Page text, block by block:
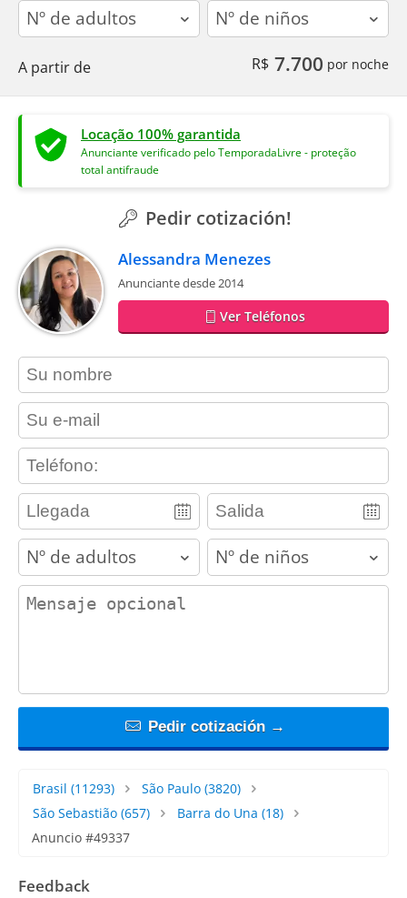
adults children
A partir de R$ 7.700 por noche
Locação 100% garantida
Anunciante verificado pelo TemporadaLivre - proteção
total antifraude
Pedir cotización!
Alessandra Menezes
Anunciante desde 2014
Ver Teléfonos
contact_name
contact_email
contact_phone
adults children
contact_message
Pedir cotización →
Brasil (11293) São Paulo(3820)
São Sebastião (657) Barra do Una (18)
Anuncio #49337
Feedback